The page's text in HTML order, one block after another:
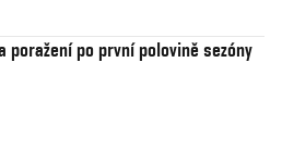
poražení po první polovině sezóny